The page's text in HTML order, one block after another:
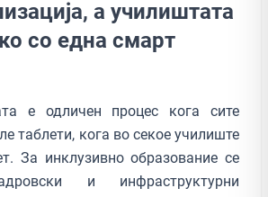
а училиштата
со една смарт
е одличен процес кога сите
таблети, кога во секое училиште
За инклузивно образование се
и инфраструктурни